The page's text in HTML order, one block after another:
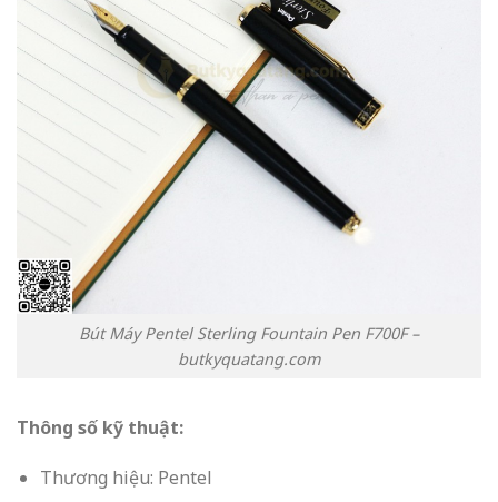
Bút Máy Pentel Sterling Fountain Pen F700F –
butkyquatang.com
Thông số kỹ thuật:
Thương hiệu: Pentel